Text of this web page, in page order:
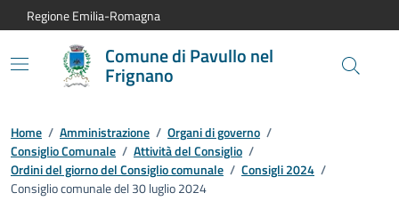
Vai al contenuto principale
Vai alla navigazione del sito
Vai al piede di pagina
Regione Emilia-Romagna
Comune di Pavullo nel
Frignano
Home / Amministrazione / Organi di governo /
Consiglio Comunale / Attività del Consiglio /
Ordini del giorno del Consiglio comunale / Consigli 2024 /
Consiglio comunale del 30 luglio 2024